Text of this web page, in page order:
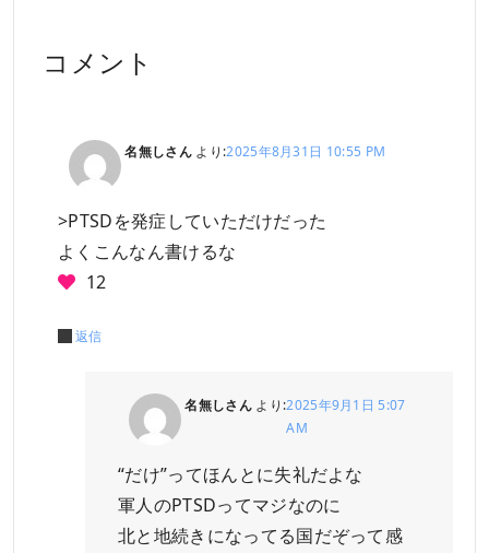
コメント
名無しさん より:2025年8月31日 10:55 PM
>PTSDを発症していただけだった
よくこんなん書けるな
12
返信
名無しさん より:2025年9月1日 5:07
AM
“だけ”ってほんとに失礼だよな
軍人のPTSDってマジなのに
北と地続きになってる国だぞって感